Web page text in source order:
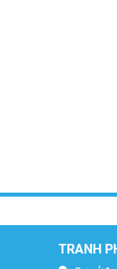
TRANH